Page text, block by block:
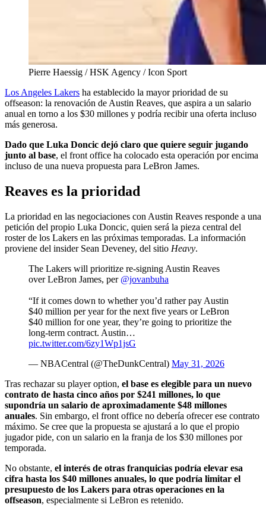
Pierre Haessig / HSK Agency / Icon Sport
Los Angeles Lakers ha establecido la mayor prioridad de su
offseason: la renovación de Austin Reaves, que aspira a un salario
anual en torno a los $30 millones y podría recibir una oferta incluso
más generosa.
Dado que Luka Doncic dejó claro que quiere seguir jugando
junto al base, el front office ha colocado esta operación por encima
incluso de una nueva propuesta para LeBron James.
Reaves es la prioridad
La prioridad en las negociaciones con Austin Reaves responde a una
petición del propio Luka Doncic, quien será la pieza central del
roster de los Lakers en las próximas temporadas. La información
proviene del insider Sean Deveney, del sitio Heavy.
The Lakers will prioritize re-signing Austin Reaves
over LeBron James, per @jovanbuha
“If it comes down to whether you’d rather pay Austin
$40 million per year for the next five years or LeBron
$40 million for one year, they’re going to prioritize the
long-term contract. Austin…
pic.twitter.com/6zy1Wp1jsG
— NBACentral (@TheDunkCentral) May 31, 2026
Tras rechazar su player option, el base es elegible para un nuevo
contrato de hasta cinco años por $241 millones, lo que
supondría un salario de aproximadamente $48 millones
anuales. Sin embargo, el front office no debería ofrecer ese contrato
máximo. Se cree que la propuesta se ajustará a lo que el propio
jugador pide, con un salario en la franja de los $30 millones por
temporada.
No obstante, el interés de otras franquicias podría elevar esa
cifra hasta los $40 millones anuales, lo que podría limitar el
presupuesto de los Lakers para otras operaciones en la
offseason, especialmente si LeBron es retenido.